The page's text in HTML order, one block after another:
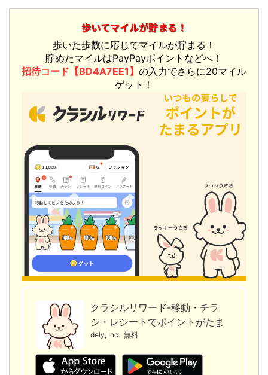
歩いてマイルが貯まる！
歩いた歩数に応じてマイルが貯まる！
貯めたマイルはPayPayポイントなどへ！
招待コード【BD4A7EE1】 の入力でさらに20マイル
ゲット！
クラシルリワード-移動・チラ
シ・レシートでポイントがたま
る
dely, Inc. 無料